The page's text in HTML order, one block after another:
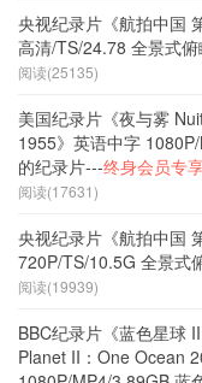
央视纪录片《航拍中国
高清/TS/24.78 全景式
阅读(25135)
美国纪录片《夜与雾
1955》英语中字
的纪录片---终身会员专
阅读(17631)
央视纪录片《航拍中国
720P/TS/10.5G 全景式
阅读(19939)
BBC纪录片《蓝色星球
Planet II：One Ocean